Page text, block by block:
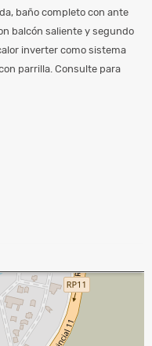
baño completo con ante
balcón saliente y segundo
inverter como sistema
parrilla. Consulte para